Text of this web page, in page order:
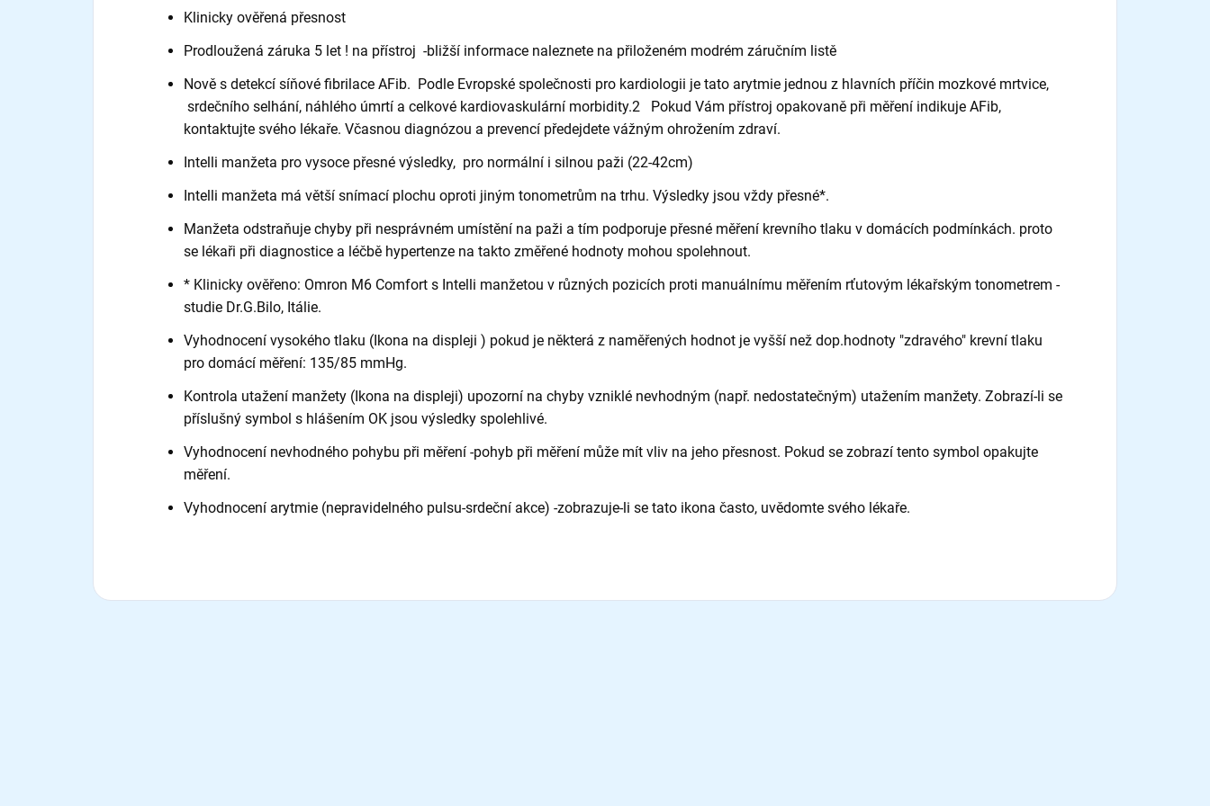
Klinicky ověřená přesnost
Prodloužená záruka 5 let ! na přístroj -bližší informace naleznete na přiloženém modrém záručním listě
Nově s detekcí síňové fibrilace AFib. Podle Evropské společnosti pro kardiologii je tato arytmie jednou z hlavních příčin mozkové mrtvice,
srdečního selhání, náhlého úmrtí a celkové kardiovaskulární morbidity.2 Pokud Vám přístroj opakovaně při měření indikuje AFib,
kontaktujte svého lékaře. Včasnou diagnózou a prevencí předejdete vážným ohrožením zdraví.
Intelli manžeta pro vysoce přesné výsledky, pro normální i silnou paži (22-42cm)
Intelli manžeta má větší snímací plochu oproti jiným tonometrům na trhu. Výsledky jsou vždy přesné*.
Manžeta odstraňuje chyby při nesprávném umístění na paži a tím podporuje přesné měření krevního tlaku v domácích podmínkách. proto
se lékaři při diagnostice a léčbě hypertenze na takto změřené hodnoty mohou spolehnout.
* Klinicky ověřeno: Omron M6 Comfort s Intelli manžetou v různých pozicích proti manuálnímu měřením rťutovým lékařským tonometrem -
studie Dr.G.Bilo, Itálie.
Vyhodnocení vysokého tlaku (Ikona na displeji ) pokud je některá z naměřených hodnot je vyšší než dop.hodnoty "zdravého" krevní tlaku
pro domácí měření: 135/85 mmHg.
Kontrola utažení manžety (Ikona na displeji) upozorní na chyby vzniklé nevhodným (např. nedostatečným) utažením manžety. Zobrazí-li se
příslušný symbol s hlášením OK jsou výsledky spolehlivé.
Vyhodnocení nevhodného pohybu při měření -pohyb při měření může mít vliv na jeho přesnost. Pokud se zobrazí tento symbol opakujte
měření.
Vyhodnocení arytmie (nepravidelného pulsu-srdeční akce) -zobrazuje-li se tato ikona často, uvědomte svého lékaře.